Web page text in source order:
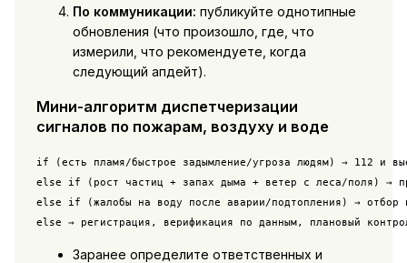
По коммуникации: публикуйте однотипные
обновления (что произошло, где, что
измерили, что рекомендуете, когда
следующий апдейт).
Мини-алгоритм диспетчеризации
сигналов по пожарам, воздуху и воде
if (есть пламя/быстрое задымление/угроза людям) → 112 и
else if (рост частиц + запах дыма + ветер с леса/поля) →
else if (жалобы на воду после аварии/подтопления) → отбор
else → регистрация, верификация по данным, плановый
Заранее определите ответственных и